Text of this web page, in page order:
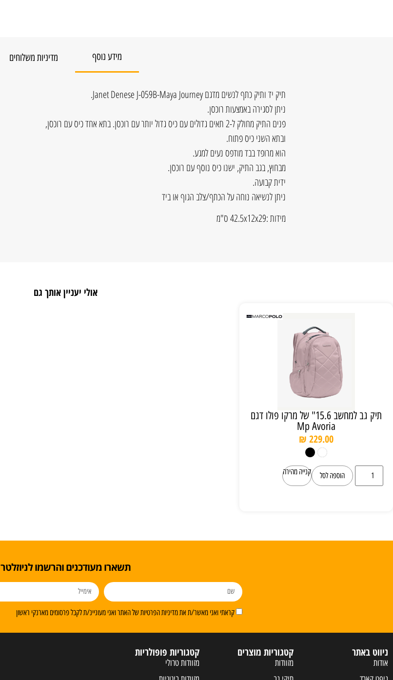
מידע נוסף מדיניות משלוחים
תיק יד ותיק כתף לנשים מדגם Janet Denese J-059B-Maya Journey.
ניתן לסגירה באמצעות רוכסן.
פנים התיק מחולק ל-2 תאים גדולים עם כיס גדול יותר עם רוכסן. בתא אחד כיס עם רוכסן,
ובתא השני כיס פתוח.
הוא מרופד בבד מודפס נעים למגע.
מבחוץ, בגב התיק, ישנו כיס נוסף עם רוכסן.
ידית קבועה.
ניתן לנשיאה נוחה על הכתף/צלב הגוף או ביד
מידות :42.5x12x29 ס"מ
אולי יעניין אותך גם
תיק גב למחשב 15.6" של מרקו פולו דגם
Mp Avoria
₪ 229.00
הוספה לסל קנייה מהירה
תשארו מעודכנים והרשמו לניוזלטר
קראתי ואני מאשר/ת את מדיניות הפרטיות של האתר ואני מעוניינ/ת לקבל פרסומים מארנקי ראשון
ניווט באתר
אודות
קטגוריות מוצרים
מזוודות
קטגוריות פופולריות
מזוודות טרולי